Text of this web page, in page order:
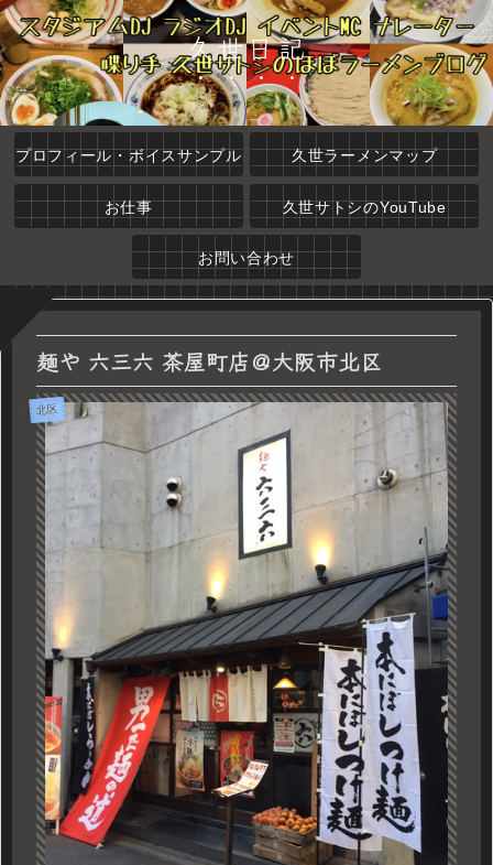
久世日記
プロフィール・ボイスサンプル 久世ラーメンマップ
お仕事 久世サトシのYouTube
お問い合わせ
麺や 六三六 茶屋町店＠大阪市北区
北区